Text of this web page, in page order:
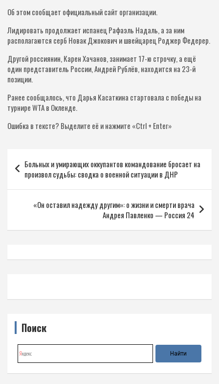
Об этом сообщает официальный сайт организации.
Лидировать продолжает испанец Рафаэль Надаль, а за ним
располагаются серб Новак Джокович и швейцарец Роджер Федерер.
Другой россиянин, Карен Хачанов, занимает 17-ю строчку, а ещё
один представитель России, Андрей Рублёв, находится на 23-й
позиции.
Ранее сообщалось, что Дарья Касаткина стартовала с победы на
турнире WTA в Окленде.
Ошибка в тексте? Выделите её и нажмите «Ctrl + Enter»
по
записям
Больных и умирающих оккупантов командование бросает на
произвол судьбы: сводка о военной ситуации в ДНР
«Он оставил надежду другим»: о жизни и смерти врача
Андрея Павленко — Россия 24
Поиск